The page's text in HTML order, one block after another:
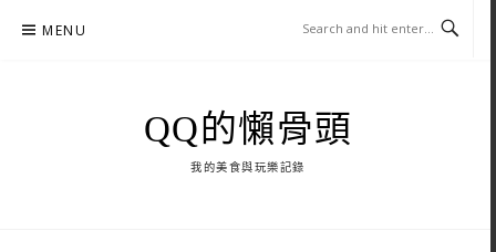
MENU
QQ的懶骨頭
我的美食與玩樂記錄